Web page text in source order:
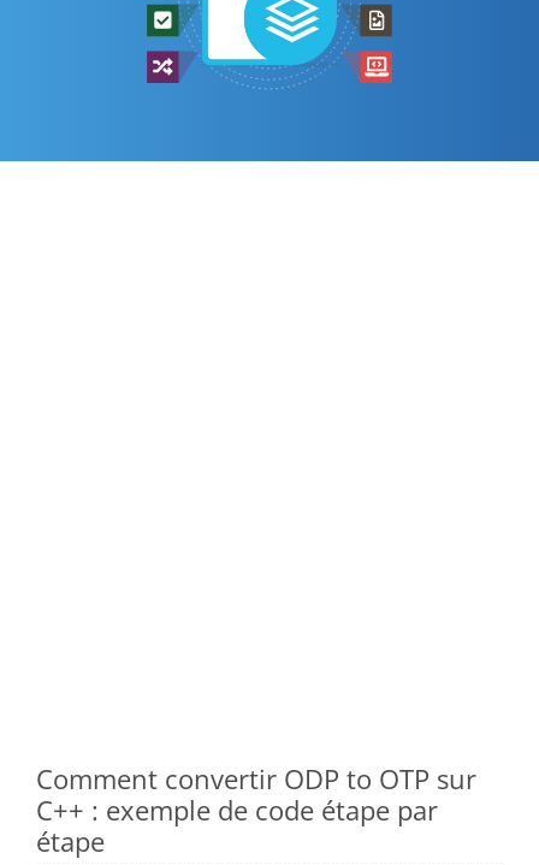
Comment convertir ODP to OTP sur
C++ : exemple de code étape par
étape